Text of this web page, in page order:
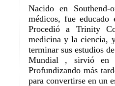
Nacido en
médicos, fue
Procedió a Trinity
medicina y la ciencia,
terminar sus estudios
Mundial , sirvió en
Profundizando más
para convertirse en un